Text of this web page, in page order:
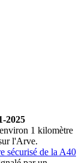
2025
1 kilomètre
l'Arve.
sécurisé de la A40